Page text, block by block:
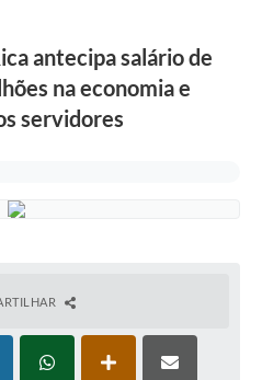
antecipa salário de
na economia e
servidores